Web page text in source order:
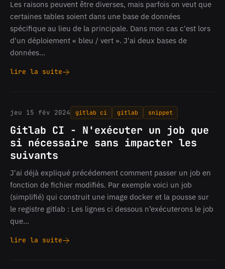
Les raisons peuvent être diverses, mais parfois on veut que
certaines tables soient dans une base de données
spécifique au lieu de la principale. Dans mon cas c'est lors
d'un déploiement « bleu / vert ». J'ai deux bases de
données…
lire la suite
Drupal
autre
base
de
données
pour
tables
jeu 15 fév 2024 gitlab ci gitlab snippet
Gitlab CI - N'exécuter un job que
si nécessaire sans impacter les
suivants
J'ai déjà expliqué précédement comment passer un job en
fonction de fichier modifiés. Par exemple voici un job
(simplifié) qui construit une image docker et la pousse sur
le registre gitlab : Les lignes ci dessous n’exécuterons le job
que…
lire la suite
Gitlab